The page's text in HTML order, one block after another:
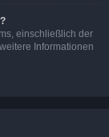
einschließlich der
Informationen